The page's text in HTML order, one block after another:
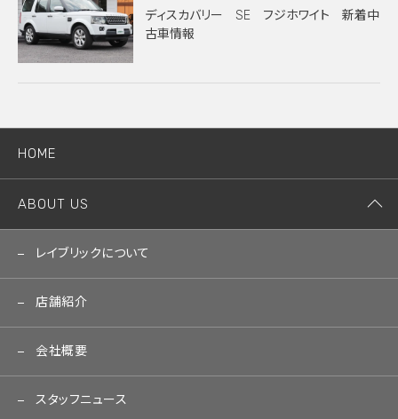
ディスカバリー SE フジホワイト 新着中
古車情報
HOME
ABOUT US
レイブリックについて
店舗紹介
会社概要
スタッフニュース